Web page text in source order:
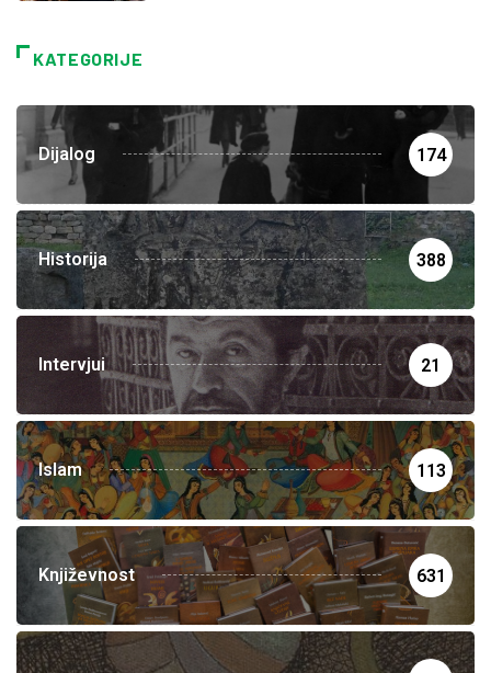
KATEGORIJE
Dijalog 174
Historija 388
Intervjui 21
Islam 113
Književnost 631